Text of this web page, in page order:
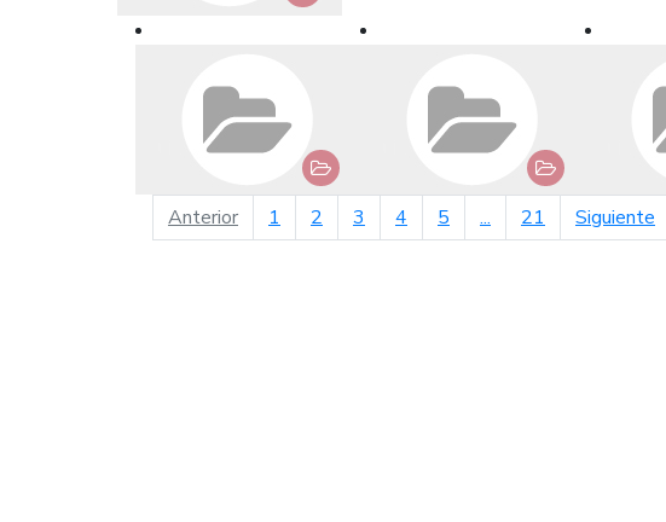
Anteriorpágina anterior
1 2 3 4 5 ... 21 Siguiente